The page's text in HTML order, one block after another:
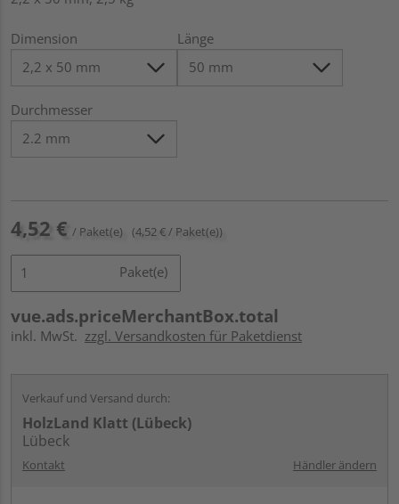
Dimension Länge
Durchmesser
4,52 € / Paket(e) (4,52 € / Paket(e))
Paket(e)
vue.ads.priceMerchantBox.total
inkl. MwSt. zzgl. Versandkosten für Paketdienst
Verkauf und Versand durch:
HolzLand Klatt (Lübeck)
Lübeck
Kontakt Händler ändern